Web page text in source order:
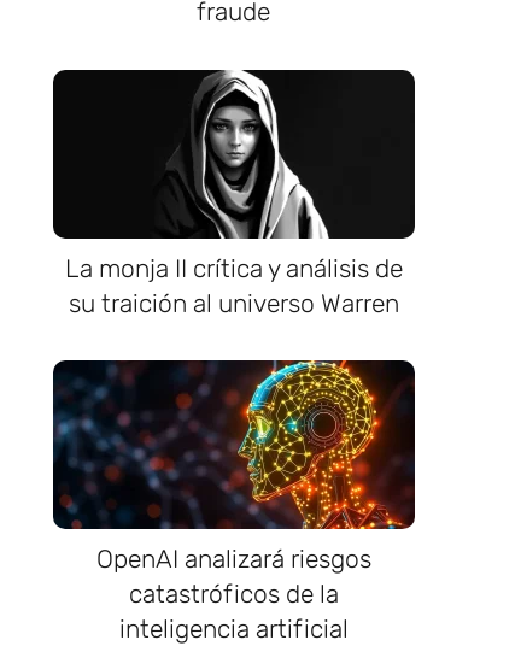
fraude
La monja II crítica y análisis de
su traición al universo Warren
OpenAI analizará riesgos
catastróficos de la
inteligencia artificial